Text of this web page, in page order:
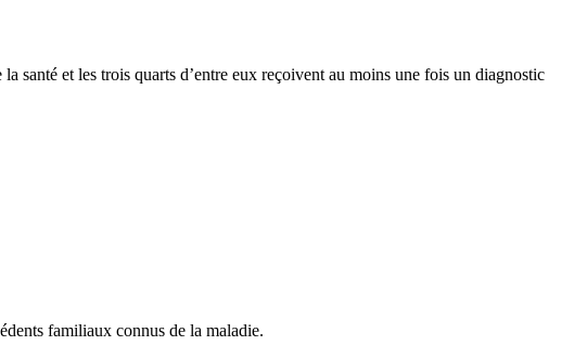
santé et les trois quarts d’entre eux reçoivent au moins une fois un diagnostic
familiaux connus de la maladie.